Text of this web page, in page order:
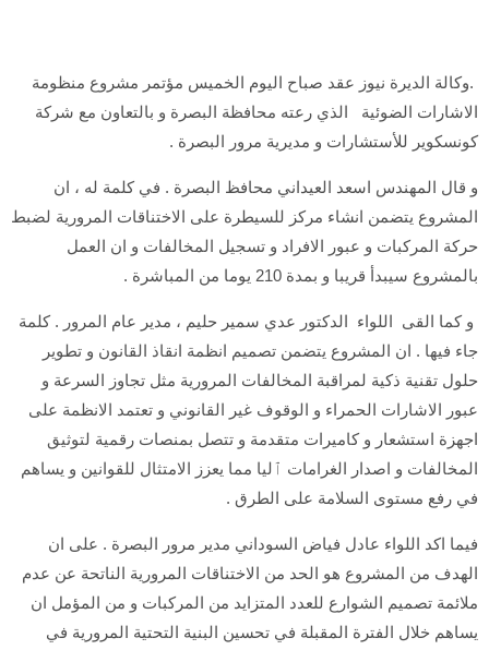
.وكالة الديرة نيوز عقد صباح اليوم الخميس مؤتمر مشروع منظومة
الاشارات الضوئية الذي رعته محافظة البصرة و بالتعاون مع شركة
كونسكوير للأستشارات و مديرية مرور البصرة .
و قال المهندس اسعد العيداني محافظ البصرة . في كلمة له ، ان
المشروع يتضمن انشاء مركز للسيطرة على الاختناقات المرورية لضبط
حركة المركبات و عبور الافراد و تسجيل المخالفات و ان العمل
بالمشروع سيبدأ قريبا و بمدة 210 يوما من المباشرة .
و كما القى اللواء الدكتور عدي سمير حليم ، مدير عام المرور . كلمة
جاء فيها . ان المشروع يتضمن تصميم انظمة انقاذ القانون و تطوير
حلول تقنية ذكية لمراقبة المخالفات المرورية مثل تجاوز السرعة و
عبور الاشارات الحمراء و الوقوف غير القانوني و تعتمد الانظمة على
اجهزة استشعار و كاميرات متقدمة و تتصل بمنصات رقمية لتوثيق
المخالفات و اصدار الغرامات ٱليا مما يعزز الامتثال للقوانين و يساهم
في رفع مستوى السلامة على الطرق .
فيما اكد اللواء عادل فياض السوداني مدير مرور البصرة . على ان
الهدف من المشروع هو الحد من الاختناقات المرورية الناتحة عن عدم
ملائمة تصميم الشوارع للعدد المتزايد من المركبات و من المؤمل ان
يساهم خلال الفترة المقبلة في تحسين البنية التحتية المرورية في